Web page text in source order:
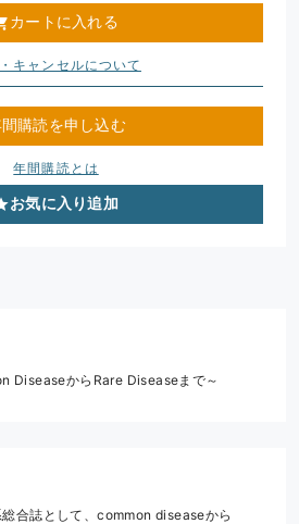
カートに入れる
キャンセルについて
購読を申し込む
年間購読とは
お気に入り追加
DiseaseからRare Diseaseまで～
合誌として、common diseaseから